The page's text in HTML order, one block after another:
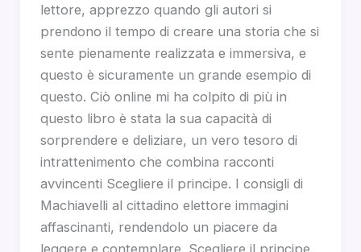
lettore, apprezzo quando gli autori si
prendono il tempo di creare una storia che si
sente pienamente realizzata e immersiva, e
questo è sicuramente un grande esempio di
questo. Ciò online mi ha colpito di più in
questo libro è stata la sua capacità di
sorprendere e deliziare, un vero tesoro di
intrattenimento che combina racconti
avvincenti Scegliere il principe. I consigli di
Machiavelli al cittadino elettore immagini
affascinanti, rendendolo un piacere da
leggere e contemplare. Scegliere il principe.